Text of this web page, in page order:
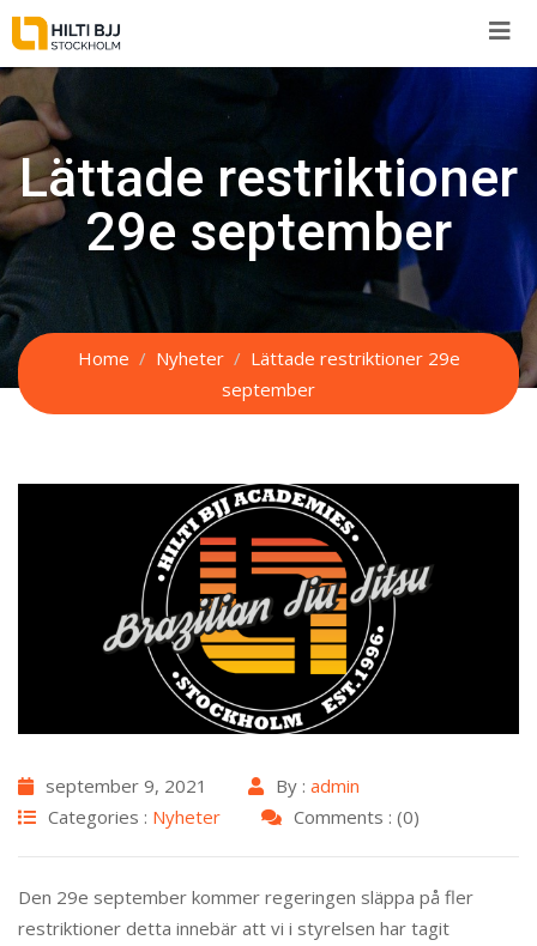
Skip
to
content
Lättade restriktioner
29e september
Home Nyheter
Lättade restriktioner 29e
september
september 9, 2021 By : admin
Categories : Nyheter Comments : (0)
Den 29e september kommer regeringen släppa på fler
restriktioner detta innebär att vi i styrelsen har tagit